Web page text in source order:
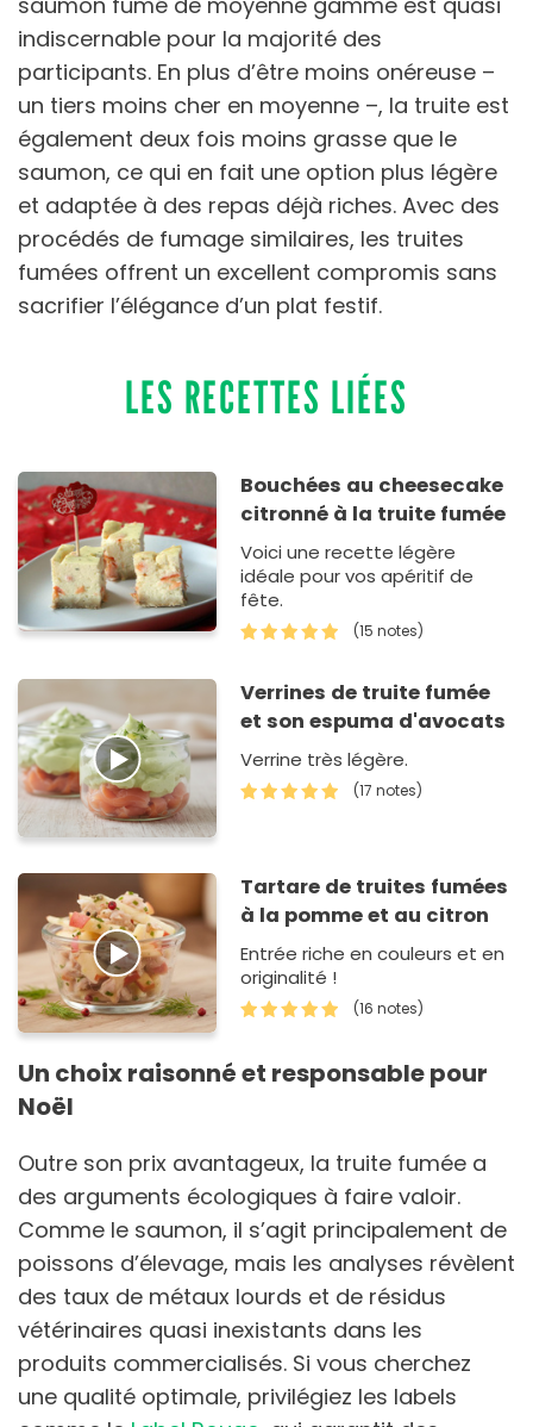
indiscernable pour la majorité des
participants. En plus d’être moins onéreuse –
un tiers moins cher en moyenne –, la truite est
également deux fois moins grasse que le
saumon, ce qui en fait une option plus légère
et adaptée à des repas déjà riches. Avec des
procédés de fumage similaires, les truites
fumées offrent un excellent compromis sans
sacrifier l’élégance d’un plat festif.
LES RECETTES LIÉES
Bouchées au cheesecake
citronné à la truite fumée
Voici une recette légère
idéale pour vos apéritif de
fête.
(15 notes)
Verrines de truite fumée
et son espuma d'avocats
Verrine très légère.
(17 notes)
Tartare de truites fumées
à la pomme et au citron
Entrée riche en couleurs et en
originalité !
(16 notes)
Un choix raisonné et responsable pour
Noël
Outre son prix avantageux, la truite fumée a
des arguments écologiques à faire valoir.
Comme le saumon, il s’agit principalement de
poissons d’élevage, mais les analyses révèlent
des taux de métaux lourds et de résidus
vétérinaires quasi inexistants dans les
produits commercialisés. Si vous cherchez
une qualité optimale, privilégiez les labels